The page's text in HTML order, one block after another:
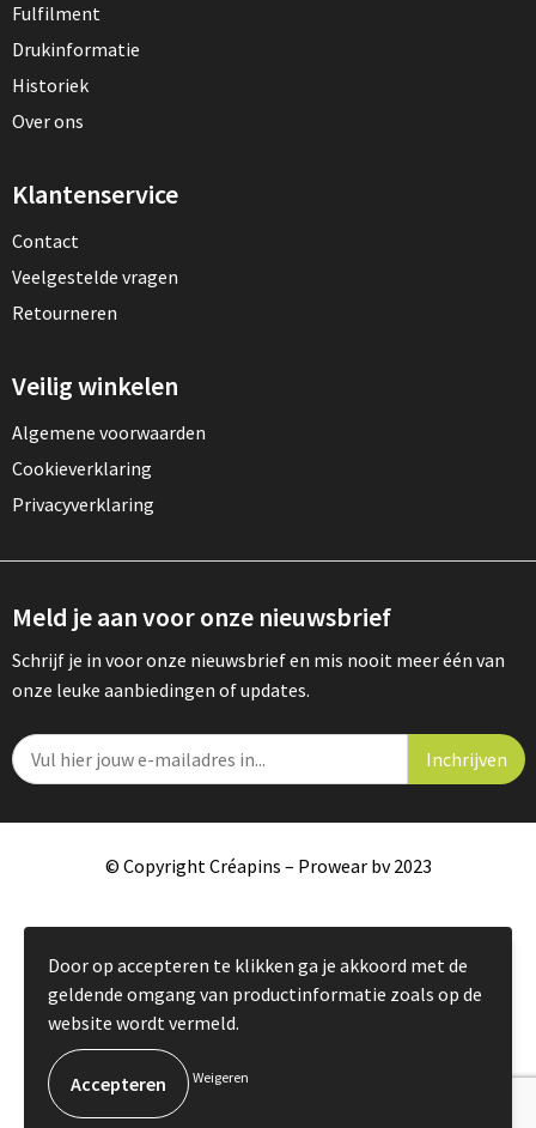
Fulfilment
Drukinformatie
Historiek
Over ons
Klantenservice
Contact
Veelgestelde vragen
Retourneren
Veilig winkelen
Algemene voorwaarden
Cookieverklaring
Privacyverklaring
Meld je aan voor onze nieuwsbrief
Schrijf je in voor onze nieuwsbrief en mis nooit meer één van
onze leuke aanbiedingen of updates.
© Copyright Créapins – Prowear bv 2023
Door op accepteren te klikken ga je akkoord met de
geldende omgang van productinformatie zoals op de
website wordt vermeld.
Weigeren